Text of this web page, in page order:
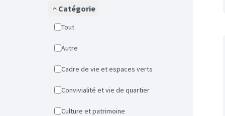
Catégorie
Tout
Autre
Cadre de vie et espaces verts
Convivialité et vie de quartier
Culture et patrimoine